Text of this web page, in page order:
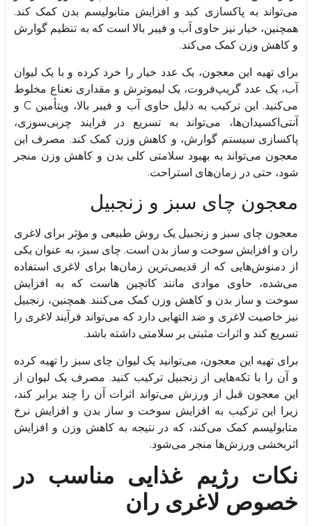
می‌تواند به پاکسازی کبد و افزایش متابولیسم بدن کمک کند.
همچنین، خیار نیز حاوی آب و فیبر بالا است که به تنظیم گوارش
و کاهش وزن کمک می‌کند.
برای تهیه این معجون، یک عدد خیار را خرد کرده و با یک لیوان
آب، یک عدد گریپ‌فروت، یک لیموترش و مقداری نعناع مخلوط
می‌کنید. این ترکیب به دلیل حاوی آب و فیبر بالا، ویتأمین C و
آنتی‌اکسیدان‌ها، می‌تواند به تسریع در فرایند چربی‌سوزی،
پاکسازی سیستم گوارش، و کاهش وزن کمک کند. مصرف این
معجون می‌تواند به بهبود سلامتی کلی بدن و کاهش وزن منجر
شود، حتی در زمان‌های استراحت.
معجون چای سبز و زنجبیل
معجون چای سبز و زنجبیل یک روش طبیعی و مؤثر برای لاغری
ران و افزایش سوخت و ساز بدن است. چای سبز، به عنوان یکی
از دمنوش‌هایی که از قدیمی‌ترین زمان‌ها برای لاغری استفاده
می‌شده، حاوی موادی مانند کاتچین هاست که به افزایش
سوخت و ساز بدن و کاهش وزن کمک می‌کنند. همچنین، زنجبیل
نیز خاصیت لاغری و ضد التهابی دارد که می‌تواند فرآیند لاغری را
تسریع کند و اثرات مثبتی بر سلامتی داشته باشد.
برای تهیه این معجون، می‌توانید یک لیوان چای سبز را تهیه کرده
و آن را با تکه‌هایی از زنجبیل ترکیب کنید. مصرف یک لیوان از
این معجون قبل از ورزش می‌تواند اثرات آن را چند برابر کند،
زیرا این ترکیب به افزایش سوخت و ساز بدن و افزایش نرخ
متابولیسم کمک می‌کند، که در نتیجه به کاهش وزن و افزایش
اثربخشی ورزش‌ها منجر می‌شود.
نکات رژیم غذایی مناسب در
خصوص لاغری ران